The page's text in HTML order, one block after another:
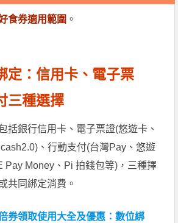
食券適用範圍 。
定：信用卡、電子票
三種選擇
括銀行信用卡、電子票證(悠遊卡、
、行動支付(台灣Pay、悠遊
Pay Money、Pi 拍錢包等)，三種擇
共同綁定消費。
券領取使用大全及優惠：數位綁